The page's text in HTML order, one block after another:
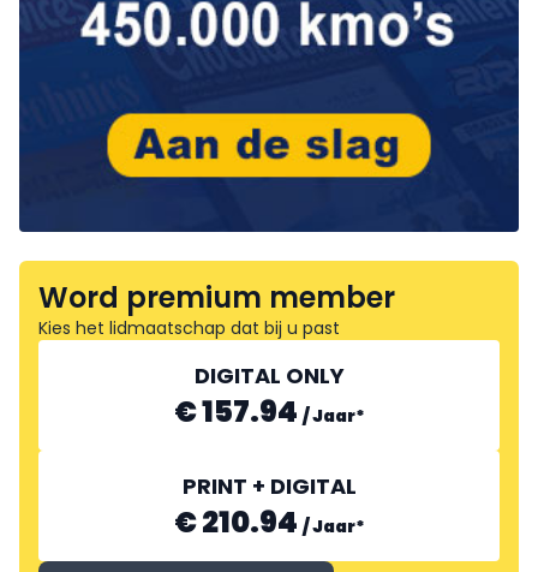
Word premium member
Kies het lidmaatschap dat bij u past
DIGITAL ONLY
€ 157.94 /Jaar*
PRINT + DIGITAL
€ 210.94 /Jaar*